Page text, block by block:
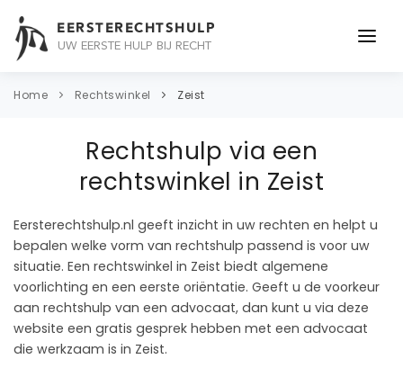
EERSTERECHTSHULP
UW EERSTE HULP BIJ RECHT
ONDERWERPEN
ADVOCAAT
CONTACT
Home Rechtswinkel Zeist
Rechtshulp via een
rechtswinkel in Zeist
Eersterechtshulp.nl geeft inzicht in uw rechten en helpt u
bepalen welke vorm van rechtshulp passend is voor uw
situatie. Een rechtswinkel in Zeist biedt algemene
voorlichting en een eerste oriëntatie. Geeft u de voorkeur
aan rechtshulp van een advocaat, dan kunt u via deze
website een gratis gesprek hebben met een advocaat
die werkzaam is in Zeist.